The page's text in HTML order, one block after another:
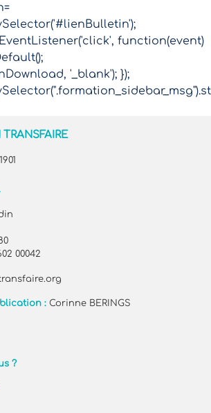
function(event)
'_blank'); });
00042
:Corinne BERINGS
?